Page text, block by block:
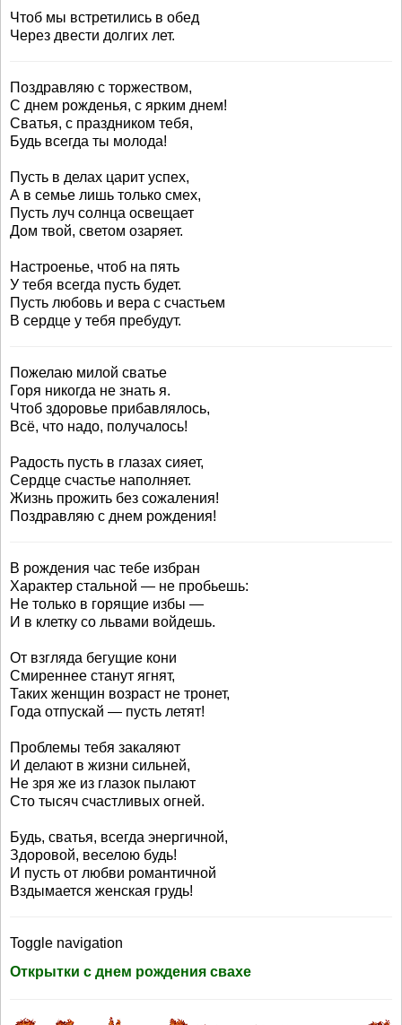
Чтоб мы встретились в обед
Через двести долгих лет.
Поздравляю с торжеством,
С днем рожденья, с ярким днем!
Сватья, с праздником тебя,
Будь всегда ты молода!
Пусть в делах царит успех,
А в семье лишь только смех,
Пусть луч солнца освещает
Дом твой, светом озаряет.
Настроенье, чтоб на пять
У тебя всегда пусть будет.
Пусть любовь и вера с счастьем
В сердце у тебя пребудут.
Пожелаю милой сватье
Горя никогда не знать я.
Чтоб здоровье прибавлялось,
Всё, что надо, получалось!
Радость пусть в глазах сияет,
Сердце счастье наполняет.
Жизнь прожить без сожаления!
Поздравляю с днем рождения!
В рождения час тебе избран
Характер стальной — не пробьешь:
Не только в горящие избы —
И в клетку со львами войдешь.
От взгляда бегущие кони
Смиреннее станут ягнят,
Таких женщин возраст не тронет,
Года отпускай — пусть летят!
Проблемы тебя закаляют
И делают в жизни сильней,
Не зря же из глазок пылают
Сто тысяч счастливых огней.
Будь, сватья, всегда энергичной,
Здоровой, веселою будь!
И пусть от любви романтичной
Вздымается женская грудь!
Toggle navigation
Открытки с днем рождения свахе